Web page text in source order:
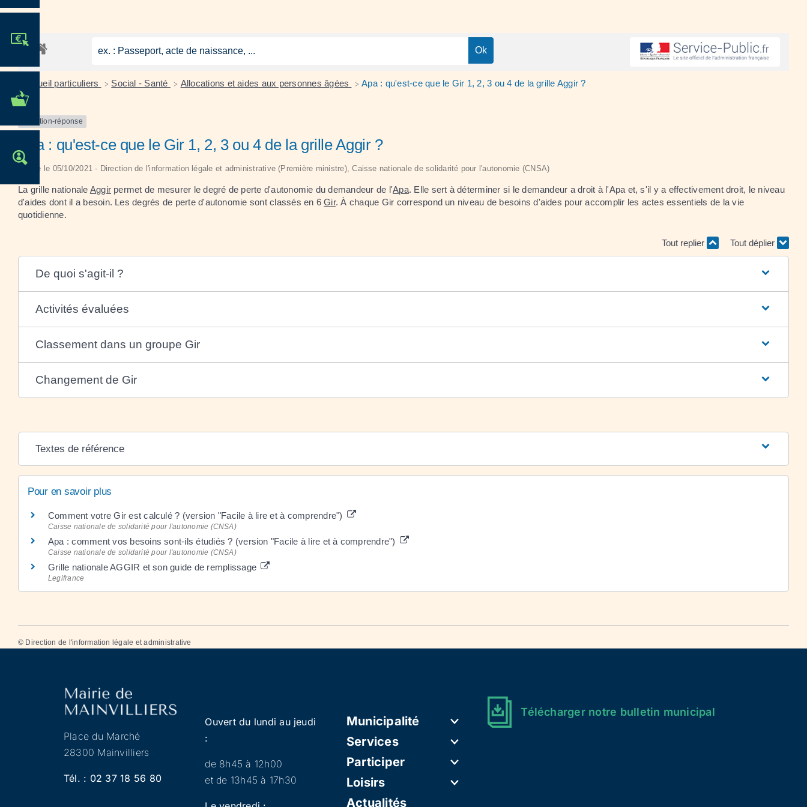
MES DÉMARCHES
OFFRES D'EMPLOI
Accueil particuliers > Social - Santé > Allocations et aides aux personnes âgées > Apa : qu'est-ce que le Gir 1, 2, 3 ou 4 de la grille Aggir ?
Question-réponse
Apa : qu'est-ce que le Gir 1, 2, 3 ou 4 de la grille Aggir ?
Vérifié le 05/10/2021 - Direction de l'information légale et administrative (Première ministre), Caisse nationale de solidarité pour l'autonomie (CNSA)
La grille nationale Aggir permet de mesurer le degré de perte d'autonomie du demandeur de l'Apa. Elle sert à déterminer si le demandeur a droit à l'Apa et, s'il y a effectivement droit, le niveau
d'aides dont il a besoin. Les degrés de perte d'autonomie sont classés en 6Gir. À chaque Gir correspond un niveau de besoins d'aides pour accomplir les actes essentiels de la vie
quotidienne.
Tout replier Tout déplier
De quoi s'agit-il ?
Activités évaluées
Classement dans un groupe Gir
Changement de Gir
Textes de référence
Pour en savoir plus
Comment votre Gir est calculé ? (version "Facile à lire et à comprendre")
Caisse nationale de solidarité pour l'autonomie (CNSA)
Apa : comment vos besoins sont-ils étudiés ? (version "Facile à lire et à comprendre")
Caisse nationale de solidarité pour l'autonomie (CNSA)
Grille nationale AGGIR et son guide de remplissage
Legifrance
© Direction de l'information légale et administrative
Place du Marché
28300 Mainvilliers
Tél. : 02 37 18 56 80
Ouvert du lundi au jeudi
:
de 8h45 à 12h00
et de 13h45 à 17h30
Municipalité
Services
Participer
Loisirs
Actualités
Télécharger notre bulletin municipal